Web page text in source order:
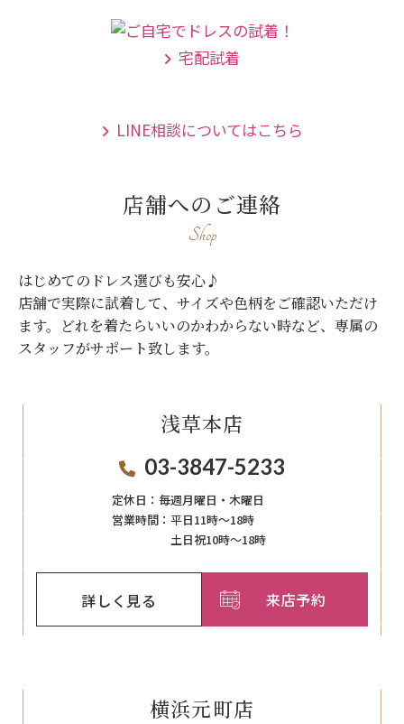
宅配試着
LINE相談についてはこちら
店舗へのご連絡
Shop
はじめてのドレス選びも安心♪
店舗で実際に試着して、サイズや色柄をご確認いただけ
ます。
どれを着たらいいのかわからない時など、専属の
スタッフがサポート致します。
浅草本店
03-3847-5233
定休日： 毎週月曜日・木曜日
営業時間： 平日11時～18時
土日祝10時～18時
詳しく見る 来店予約
横浜元町店